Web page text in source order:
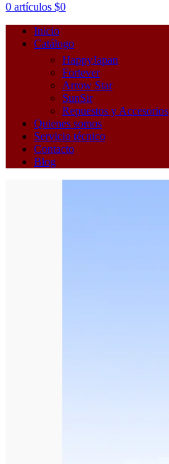
0 artículos $0
Inicio
Catálogo
HappyJapan
Fortever
Arrow Star
SunSir
Repuestos y Accesorios
Quienes somos
Servicio técnico
Contacto
Blog